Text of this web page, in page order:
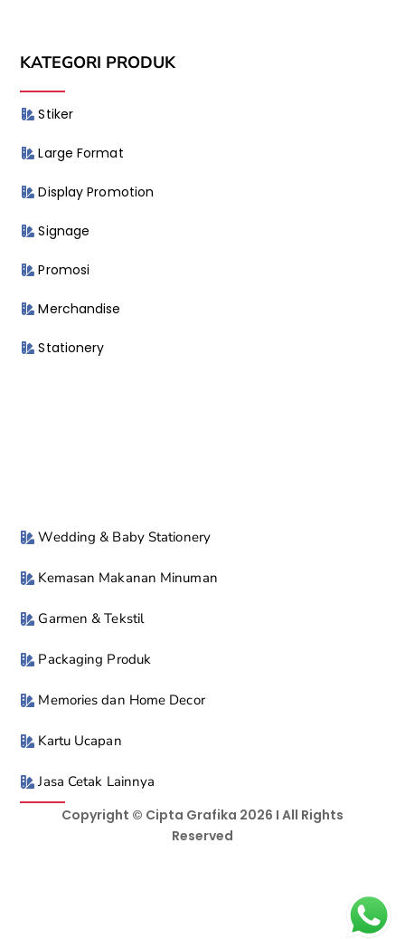
KATEGORI PRODUK
Stiker
Large Format
Display Promotion
Signage
Promosi
Merchandise
Stationery
Wedding & Baby Stationery
Kemasan Makanan Minuman
Garmen & Tekstil
Packaging Produk
Memories dan Home Decor
Kartu Ucapan
Jasa Cetak Lainnya
Copyright © Cipta Grafika 2026 I All Rights
Reserved